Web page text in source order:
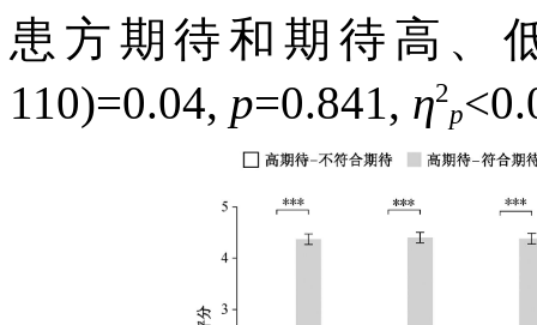
患方期待和期待高、
110)=0.04, p=0.841, η2
p